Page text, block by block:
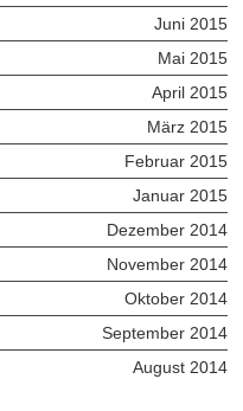
Juni 2015
Mai 2015
April 2015
März 2015
Februar 2015
Januar 2015
Dezember 2014
November 2014
Oktober 2014
September 2014
August 2014